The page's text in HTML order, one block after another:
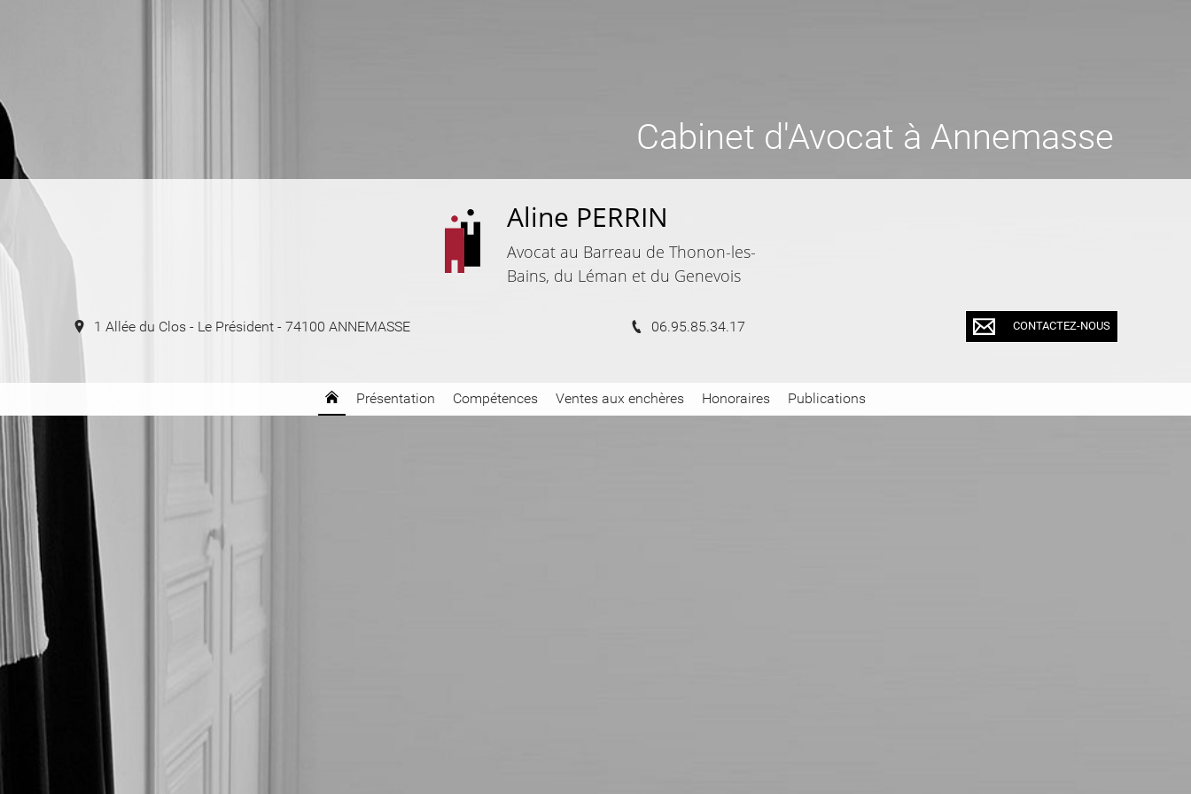
Cabinet d'Avocat à Annemasse
Aline PERRIN
Avocat au Barreau de Thonon-les-
Bains, du Léman et du Genevois
Présentation Compétences Ventes aux enchères Honoraires Publications
1 Allée du Clos - Le Président - 74100 ANNEMASSE 06.95.85.34.17 CONTACTEZ-NOUS